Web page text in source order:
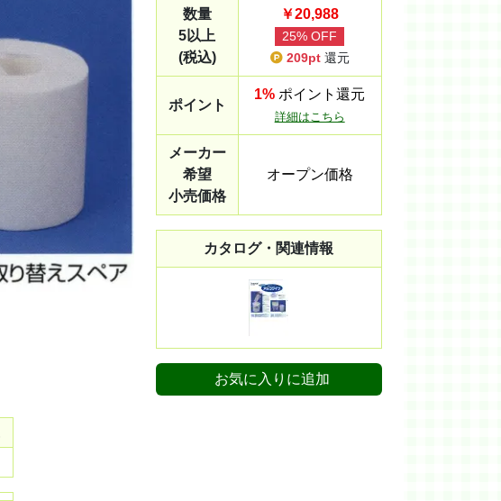
数量
5以上
(税込)
￥20,988
25% OFF
209pt 還元
ポイント
1% ポイント還元
詳細はこちら
メーカー
希望
小売価格
オープン価格
カタログ・関連情報
お気に入りに追加